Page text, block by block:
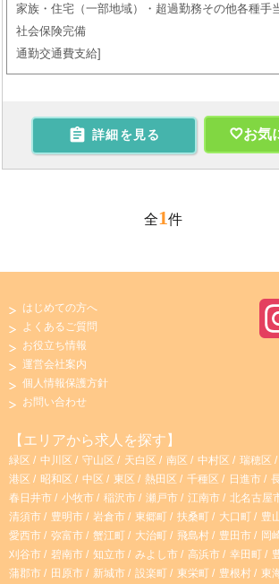
家族・住宅（一部地域）・超過勤務その他各種手
社会保険完備
通勤交通費支給
 詳細を見る お気
全1件
はじめての方へ
よくあるご質問
お役立ち情報
運営会社案内
個人情報保護方針
お問い合わせ
【エリアから求人を探す】
緑区 中川区 守山区 天白区 南区 中村区 瑞穂区
港区
昭和区 中区 東区 熱田区 千種区 日進市
春日井市
小牧市 稲沢市 瀬戸市 江南市 北名古屋
清須市
豊明市 岩倉市 東郷町 扶桑町 大口町 豊
愛西市
弥富市 蟹江町 大治町 飛島村 豊田市 岡
刈谷市
碧南市 知立市 みよし市 高浜市 幸田町
蒲郡市
田原市 新城市 設楽町 東栄町 豊根村 東